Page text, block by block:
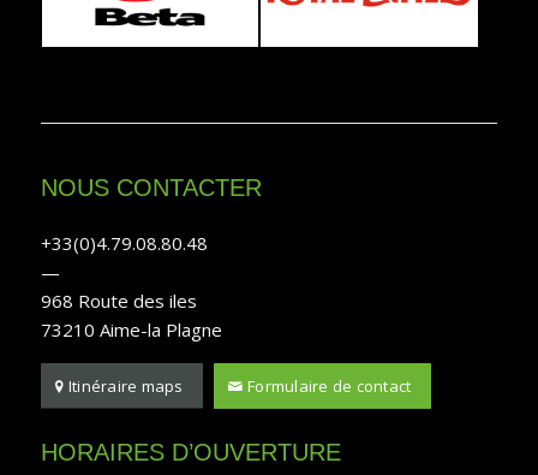
NOUS CONTACTER
+33(0)4.79.08.80.48
—
968 Route des iles
73210 Aime-la Plagne
Itinéraire maps Formulaire de contact
HORAIRES D’OUVERTURE